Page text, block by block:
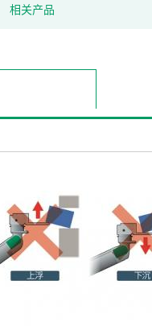
相关产品